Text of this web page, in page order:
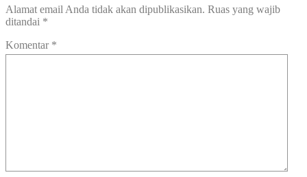
Alamat email Anda tidak akan dipublikasikan. Ruas yang wajib
ditandai *
Komentar *